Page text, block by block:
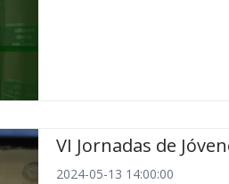
VI Jornadas de
2024-05-13 14:00:00